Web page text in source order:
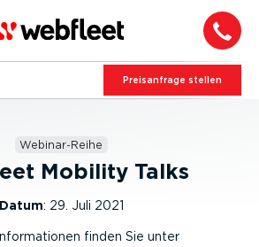
Preis­an­frage stellen
Webinar-Reihe
Mobility Talks
Datum: 29. Juli 2021
finden Sie unter